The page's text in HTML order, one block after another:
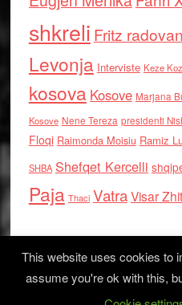
shkreli Fritz
Levonja Interviste Keze
kosova Kosove Marjana
Kosove Nene Tereza presidenti
Floqi Raimonda Moisiu Ramiz
SHBA Shefqet Kercelli
Paja Thaci VatraVisar
This website uses cookies to
assume you're ok with this,